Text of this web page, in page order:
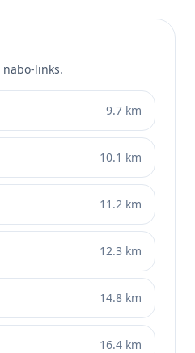
links.
9.7 km
10.1 km
11.2 km
12.3 km
14.8 km
16.4 km